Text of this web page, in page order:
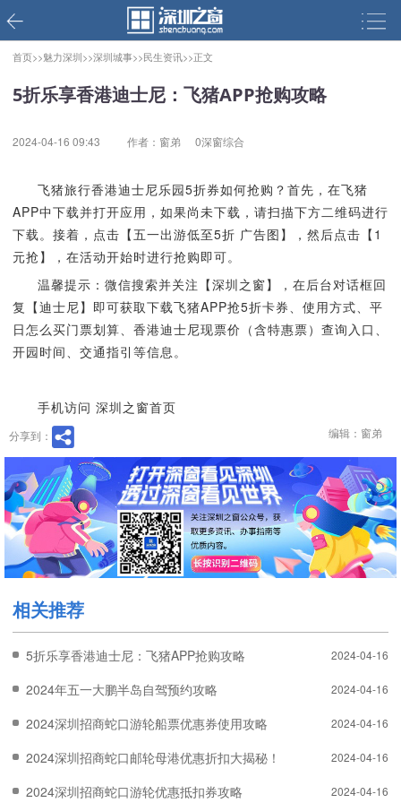
首页>>魅力深圳>>深圳城事>>民生资讯>>正文
5折乐享香港迪士尼：飞猪APP抢购攻略
2024-04-16 09:43 作者：窗弟 0深窗综合
飞猪旅行香港迪士尼乐园5折券如何抢购？首先，在飞猪
APP中下载并打开应用，如果尚未下载，请扫描下方二维码进行
下载。接着，点击【五一出游低至5折 广告图】，然后点击【1
元抢】，在活动开始时进行抢购即可。
温馨提示：微信搜索并关注【深圳之窗】，在后台对话框回
复【迪士尼】即可获取下载飞猪APP抢5折卡券、使用方式、平
日怎么买门票划算、香港迪士尼现票价（含特惠票）查询入口、
开园时间、交通指引等信息。
手机访问 深圳之窗首页
分享到： 编辑：窗弟
相关推荐
5折乐享香港迪士尼：飞猪APP抢购攻略 2024-04-16
2024年五一大鹏半岛自驾预约攻略 2024-04-16
2024深圳招商蛇口游轮船票优惠券使用攻略 2024-04-16
2024深圳招商蛇口邮轮母港优惠折扣大揭秘！ 2024-04-16
2024深圳招商蛇口游轮优惠抵扣券攻略 2024-04-16